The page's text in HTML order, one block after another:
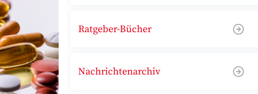
Ratgeber-Bücher
Nachrichtenarchiv